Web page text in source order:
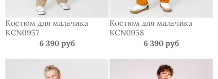
Костюм для мальчика
KCN0957
6 390 руб
Костюм для мальчика
KCN0958
6 390 руб